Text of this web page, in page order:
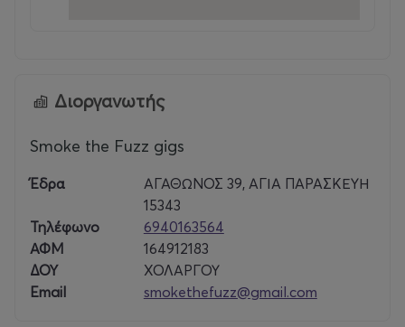
Διοργανωτής
Smoke the Fuzz gigs
Έδρα
ΑΓΑΘΩΝΟΣ 39, ΑΓΙΑ ΠΑΡΑΣΚΕΥΗ
15343
Τηλέφωνο
6940163564
ΑΦΜ
164912183
ΔΟΥ
ΧΟΛΑΡΓΟΥ
Email
smokethefuzz@gmail.com